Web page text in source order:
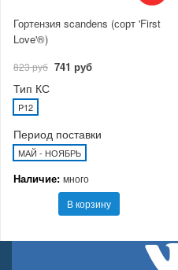
Гортензия scandens (сорт 'First
Love'®)
823 руб 741 руб
Тип КС
P12
Период поставки
МАЙ - НОЯБРЬ
Наличие: много
В корзину